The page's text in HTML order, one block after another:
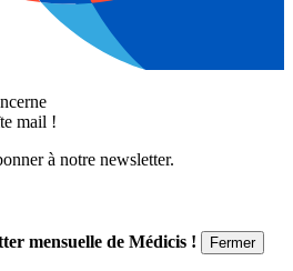
mail !
à notre newsletter.
mensuelle de Médicis ! Fermer